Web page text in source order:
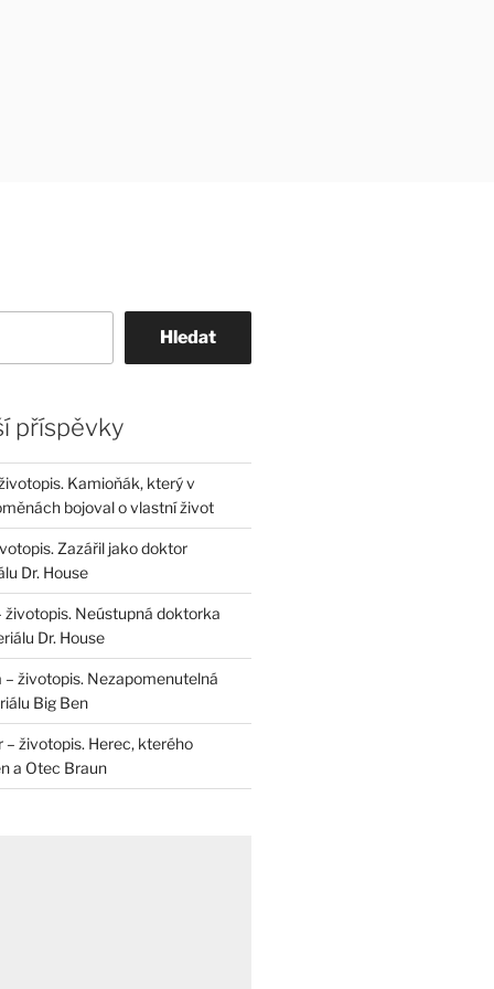
Hledat
příspěvky
Kamioňák, který v
bojoval o vlastní život
Zazářil jako doktor
Dr. House
životopis. Neústupná doktorka
Dr. House
– životopis. Nezapomenutelná
Big Ben
– životopis. Herec, kterého
a Otec Braun